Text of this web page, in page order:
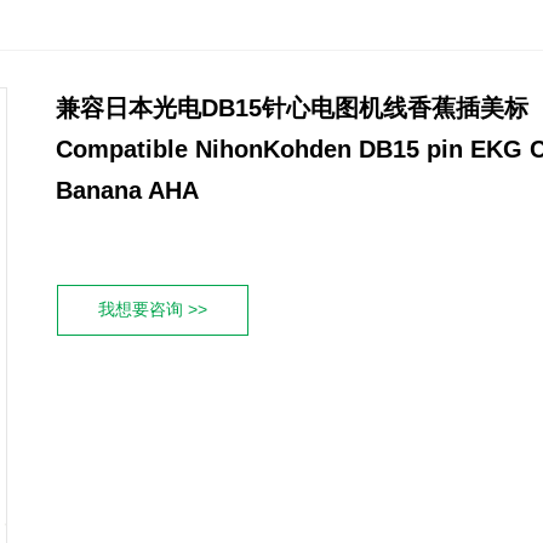
兼容日本光电DB15针心电图机线香蕉插美标
Compatible NihonKohden DB15 pin EKG
Banana AHA
我想要咨询 >>